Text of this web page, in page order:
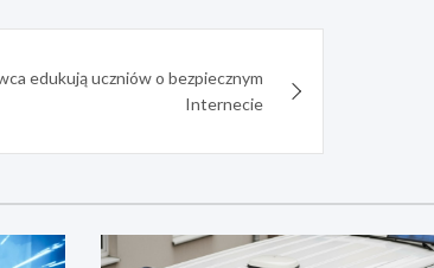
edukują uczniów o bezpiecznym
Internecie